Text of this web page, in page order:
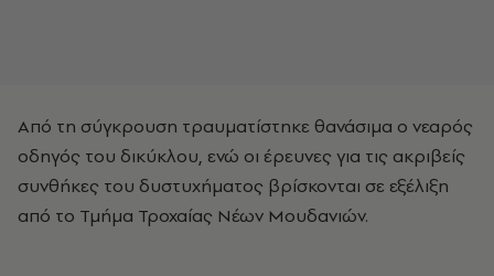
Από τη σύγκρουση τραυματίστηκε θανάσιμα ο νεαρός
οδηγός του δικύκλου, ενώ οι έρευνες για τις ακριβείς
συνθήκες του δυστυχήματος βρίσκονται σε εξέλιξη
από το Τμήμα Τροχαίας Νέων Μουδανιών.